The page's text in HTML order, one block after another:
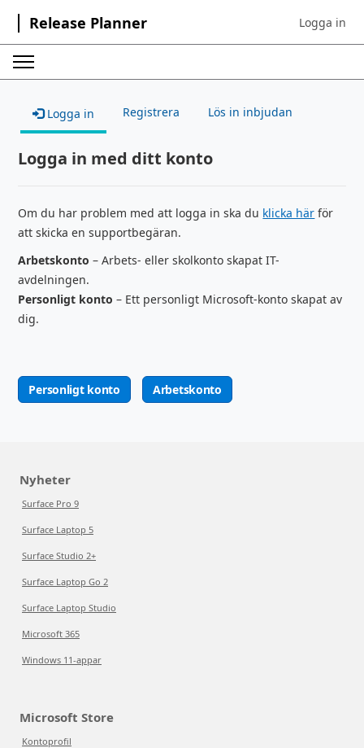
Release Planner Sign in to
Logga in
Logga in Registrera Lös in inbjudan
Logga in med ditt konto
Om du har problem med att logga in ska du klicka här för
att skicka en supportbegäran.
Arbetskonto – Arbets- eller skolkonto skapat IT-
avdelningen.
Personligt konto – Ett personligt Microsoft-konto skapat av
dig.
Personligt konto Arbetskonto
Nyheter
Surface Pro 9
Surface Laptop 5
Surface Studio 2+
Surface Laptop Go 2
Surface Laptop Studio
Microsoft 365
Windows 11-appar
Microsoft Store
Kontoprofil